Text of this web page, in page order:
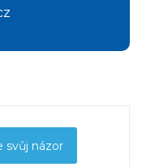
svůj názor